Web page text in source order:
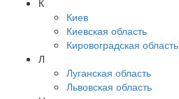
К
Киев
Киевская область
Кировоградская область
Л
Луганская область
Львовская область